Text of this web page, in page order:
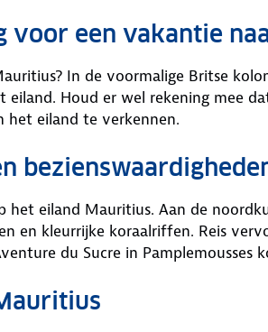
voor een vakantie
In de voormalige Britse
eiland. Houd er wel rekening mee
het eiland te verkennen.
eiland Mauritius. Aan de
en kleurrijke koraalriffen. Reis
du Sucre in